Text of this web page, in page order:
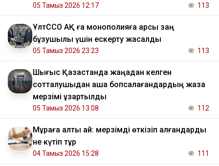
05 Тамыз 2026 12:17 113
ҰлтССО АҚ ға монополияға қарсы заң
бұзушылық үшін ескерту жасалды
05 Тамыз 2026 23:23 113
Шығыс Қазақстанда жаңадан келген
сотталушыдан ақша бопсалағандардың жаза
мерзімі ұзартылды
05 Тамыз 2026 13:08 112
Мұраға алты ай: мерзімді өткізіп алғандарды
не күтіп тұр
04 Тамыз 2026 15:28 111